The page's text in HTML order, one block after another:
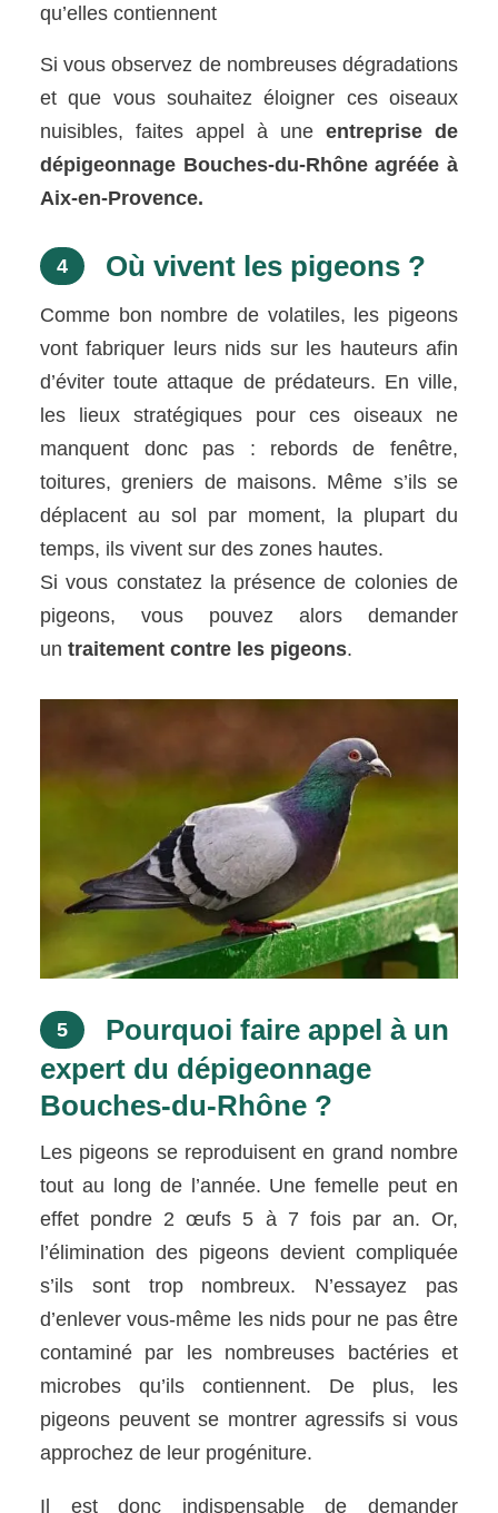
qu’elles contiennent
Si vous observez de nombreuses dégradations
et que vous souhaitez éloigner ces oiseaux
nuisibles, faites appel à une entreprise de
dépigeonnage Bouches-du-Rhône agréée à
Aix-en-Provence.
4 Où vivent les pigeons ?
Comme bon nombre de volatiles, les pigeons
vont fabriquer leurs nids sur les hauteurs afin
d’éviter toute attaque de prédateurs. En ville,
les lieux stratégiques pour ces oiseaux ne
manquent donc pas : rebords de fenêtre,
toitures, greniers de maisons. Même s’ils se
déplacent au sol par moment, la plupart du
temps, ils vivent sur des zones hautes.
Si vous constatez la présence de colonies de
pigeons, vous pouvez alors demander
untraitement contre les pigeons.
5
Pourquoi faire appel à un
expert du dépigeonnage
Bouches-du-Rhône ?
Les pigeons se reproduisent en grand nombre
tout au long de l’année. Une femelle peut en
effet pondre 2 œufs 5 à 7 fois par an. Or,
l’élimination des pigeons devient compliquée
s’ils sont trop nombreux. N’essayez pas
d’enlever vous-même les nids pour ne pas être
contaminé par les nombreuses bactéries et
microbes qu’ils contiennent. De plus, les
pigeons peuvent se montrer agressifs si vous
approchez de leur progéniture.
Il est donc indispensable de demander